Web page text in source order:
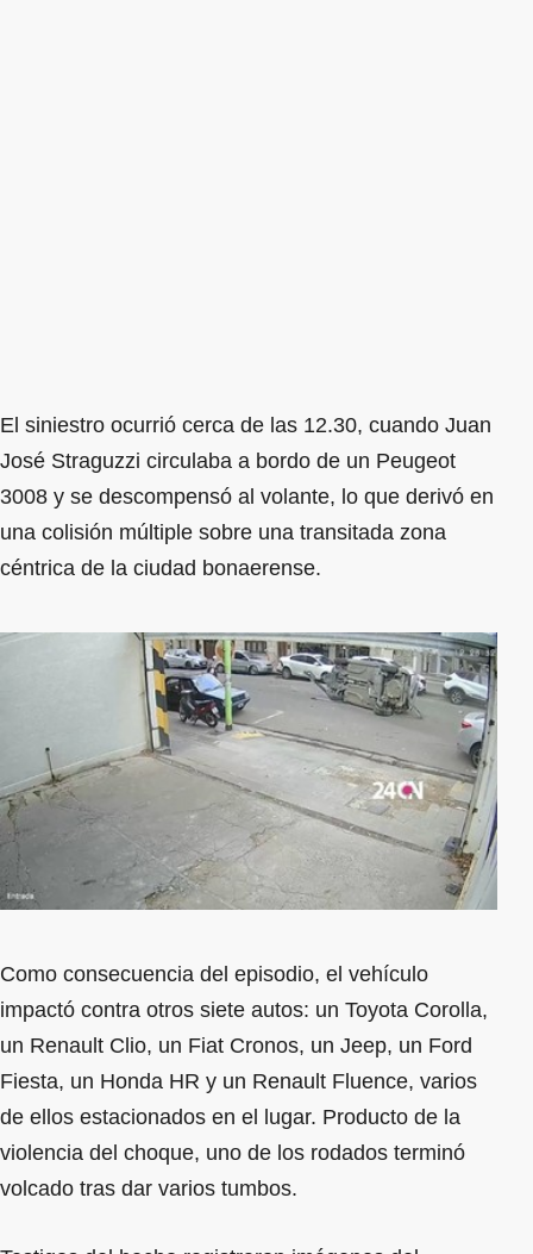
El siniestro ocurrió cerca de las 12.30, cuando Juan
José Straguzzi circulaba a bordo de un Peugeot
3008 y se descompensó al volante, lo que derivó en
una colisión múltiple sobre una transitada zona
céntrica de la ciudad bonaerense.
Como consecuencia del episodio, el vehículo
impactó contra otros siete autos: un Toyota Corolla,
un Renault Clio, un Fiat Cronos, un Jeep, un Ford
Fiesta, un Honda HR y un Renault Fluence, varios
de ellos estacionados en el lugar. Producto de la
violencia del choque, uno de los rodados terminó
volcado tras dar varios tumbos.